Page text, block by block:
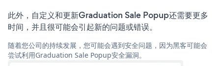
此外，自定义和更新Graduation Sale Popup还需要更多
时间，并且很可能会引起新的问题或错误。
随着您公司的持续发展，您可能会遇到安全问题，因为黑客可能会
尝试利用Graduation Sale Popup安全漏洞。